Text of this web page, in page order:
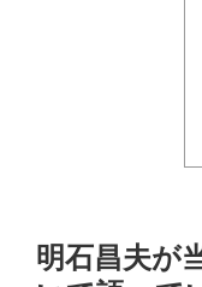
明石昌夫が